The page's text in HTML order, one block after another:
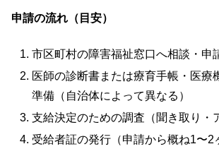
申請の流れ（目安）
市区町村の障害福祉窓口へ相談・申
医師の診断書または療育手帳・医療
準備（自治体によって異なる）
支給決定のための調査（聞き取り・
受給者証の発行（申請から概ね1〜2